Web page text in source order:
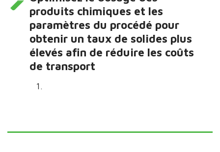
produits chimiques et les
paramètres du procédé pour
obtenir un taux de solides plus
élevés afin de réduire les coûts
de transport